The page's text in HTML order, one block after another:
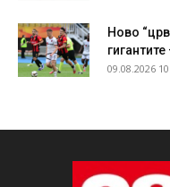
Ново
09.08.2026